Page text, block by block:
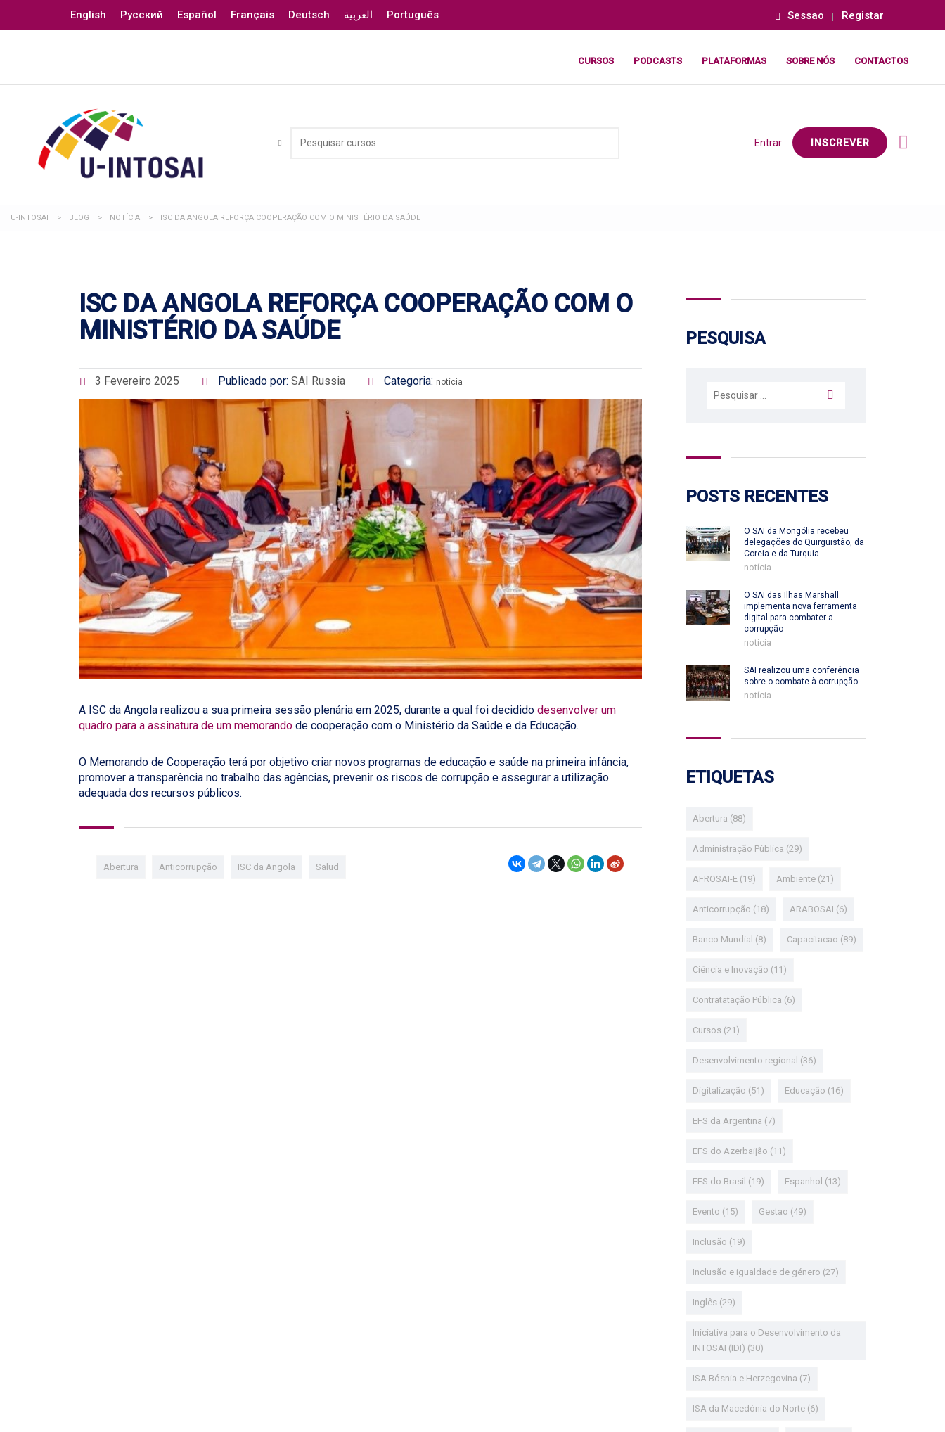
English Русский Español Français Deutsch العربية Português Sessao Registar
CURSOS PODCASTS PLATAFORMAS SOBRE NÓS CONTACTOS
Entrar INSCREVER
U-INTOSAI > BLOG > NOTÍCIA > ISC DA ANGOLA REFORÇA COOPERAÇÃO COM O MINISTÉRIO DA SAÚDE
ISC DA ANGOLA REFORÇA COOPERAÇÃO COM O
MINISTÉRIO DA SAÚDE
3 Fevereiro 2025 Publicado por: SAI Russia Categoria: notícia
A ISC da Angola realizou a sua primeira sessão plenária em 2025, durante a qual foi decidido desenvolver um
quadro para a assinatura de um memorando de cooperação com o Ministério da Saúde e da Educação.
O Memorando de Cooperação terá por objetivo criar novos programas de educação e saúde na primeira infância,
promover a transparência no trabalho das agências, prevenir os riscos de corrupção e assegurar a utilização
adequada dos recursos públicos.
Abertura Anticorrupção ISC da Angola Salud
PESQUISA
Pesquisar
POSTS RECENTES
O SAI da Mongólia recebeu
delegações do Quirguistão, da
Coreia e da Turquia
notícia
O SAI das Ilhas Marshall
implementa nova ferramenta
digital para combater a
corrupção
notícia
SAI realizou uma conferência
sobre o combate à corrupção
notícia
ETIQUETAS
Abertura (88)
Administração Pública (29)
AFROSAI-E(19) Ambiente(21)
Anticorrupção (18) ARABOSAI (6)
Banco Mundial (8) Capacitacao (89)
Ciência e Inovação (11)
Contratatação Pública (6)
Cursos(21)
Desenvolvimento regional (36)
Digitalização (51) Educação (16)
EFS da Argentina (7)
EFS do Azerbaijão (11)
EFS do Brasil (19) Espanhol (13)
Evento (15) Gestao (49)
Inclusão (19)
Inclusão e igualdade de género (27)
Inglês(29)
Iniciativa para o Desenvolvimento da
INTOSAI (IDI) (30)
ISA Bósnia e Herzegovina (7)
ISA da Macedónia do Norte(6)